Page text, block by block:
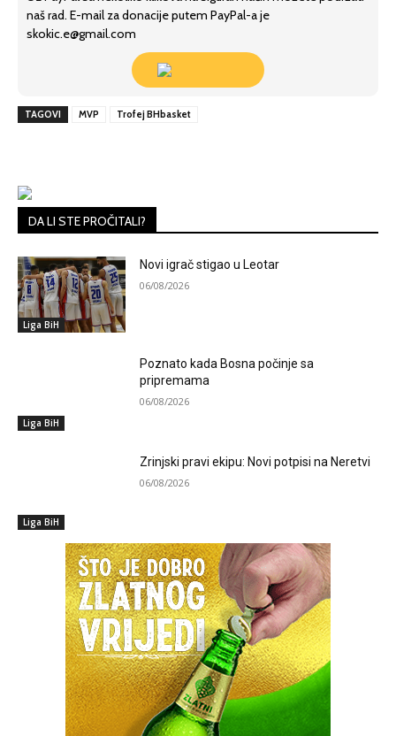
naš rad. E-mail za donacije putem PayPal-a je
skokic.e@gmail.com
TAGOVI MVP Trofej BHbasket
DA LI STE PROČITALI?
Liga BiH
Novi igrač stigao u Leotar
06/08/2026
Liga BiH
Poznato kada Bosna počinje sa
pripremama
06/08/2026
Liga BiH
Zrinjski pravi ekipu: Novi potpisi na Neretvi
06/08/2026